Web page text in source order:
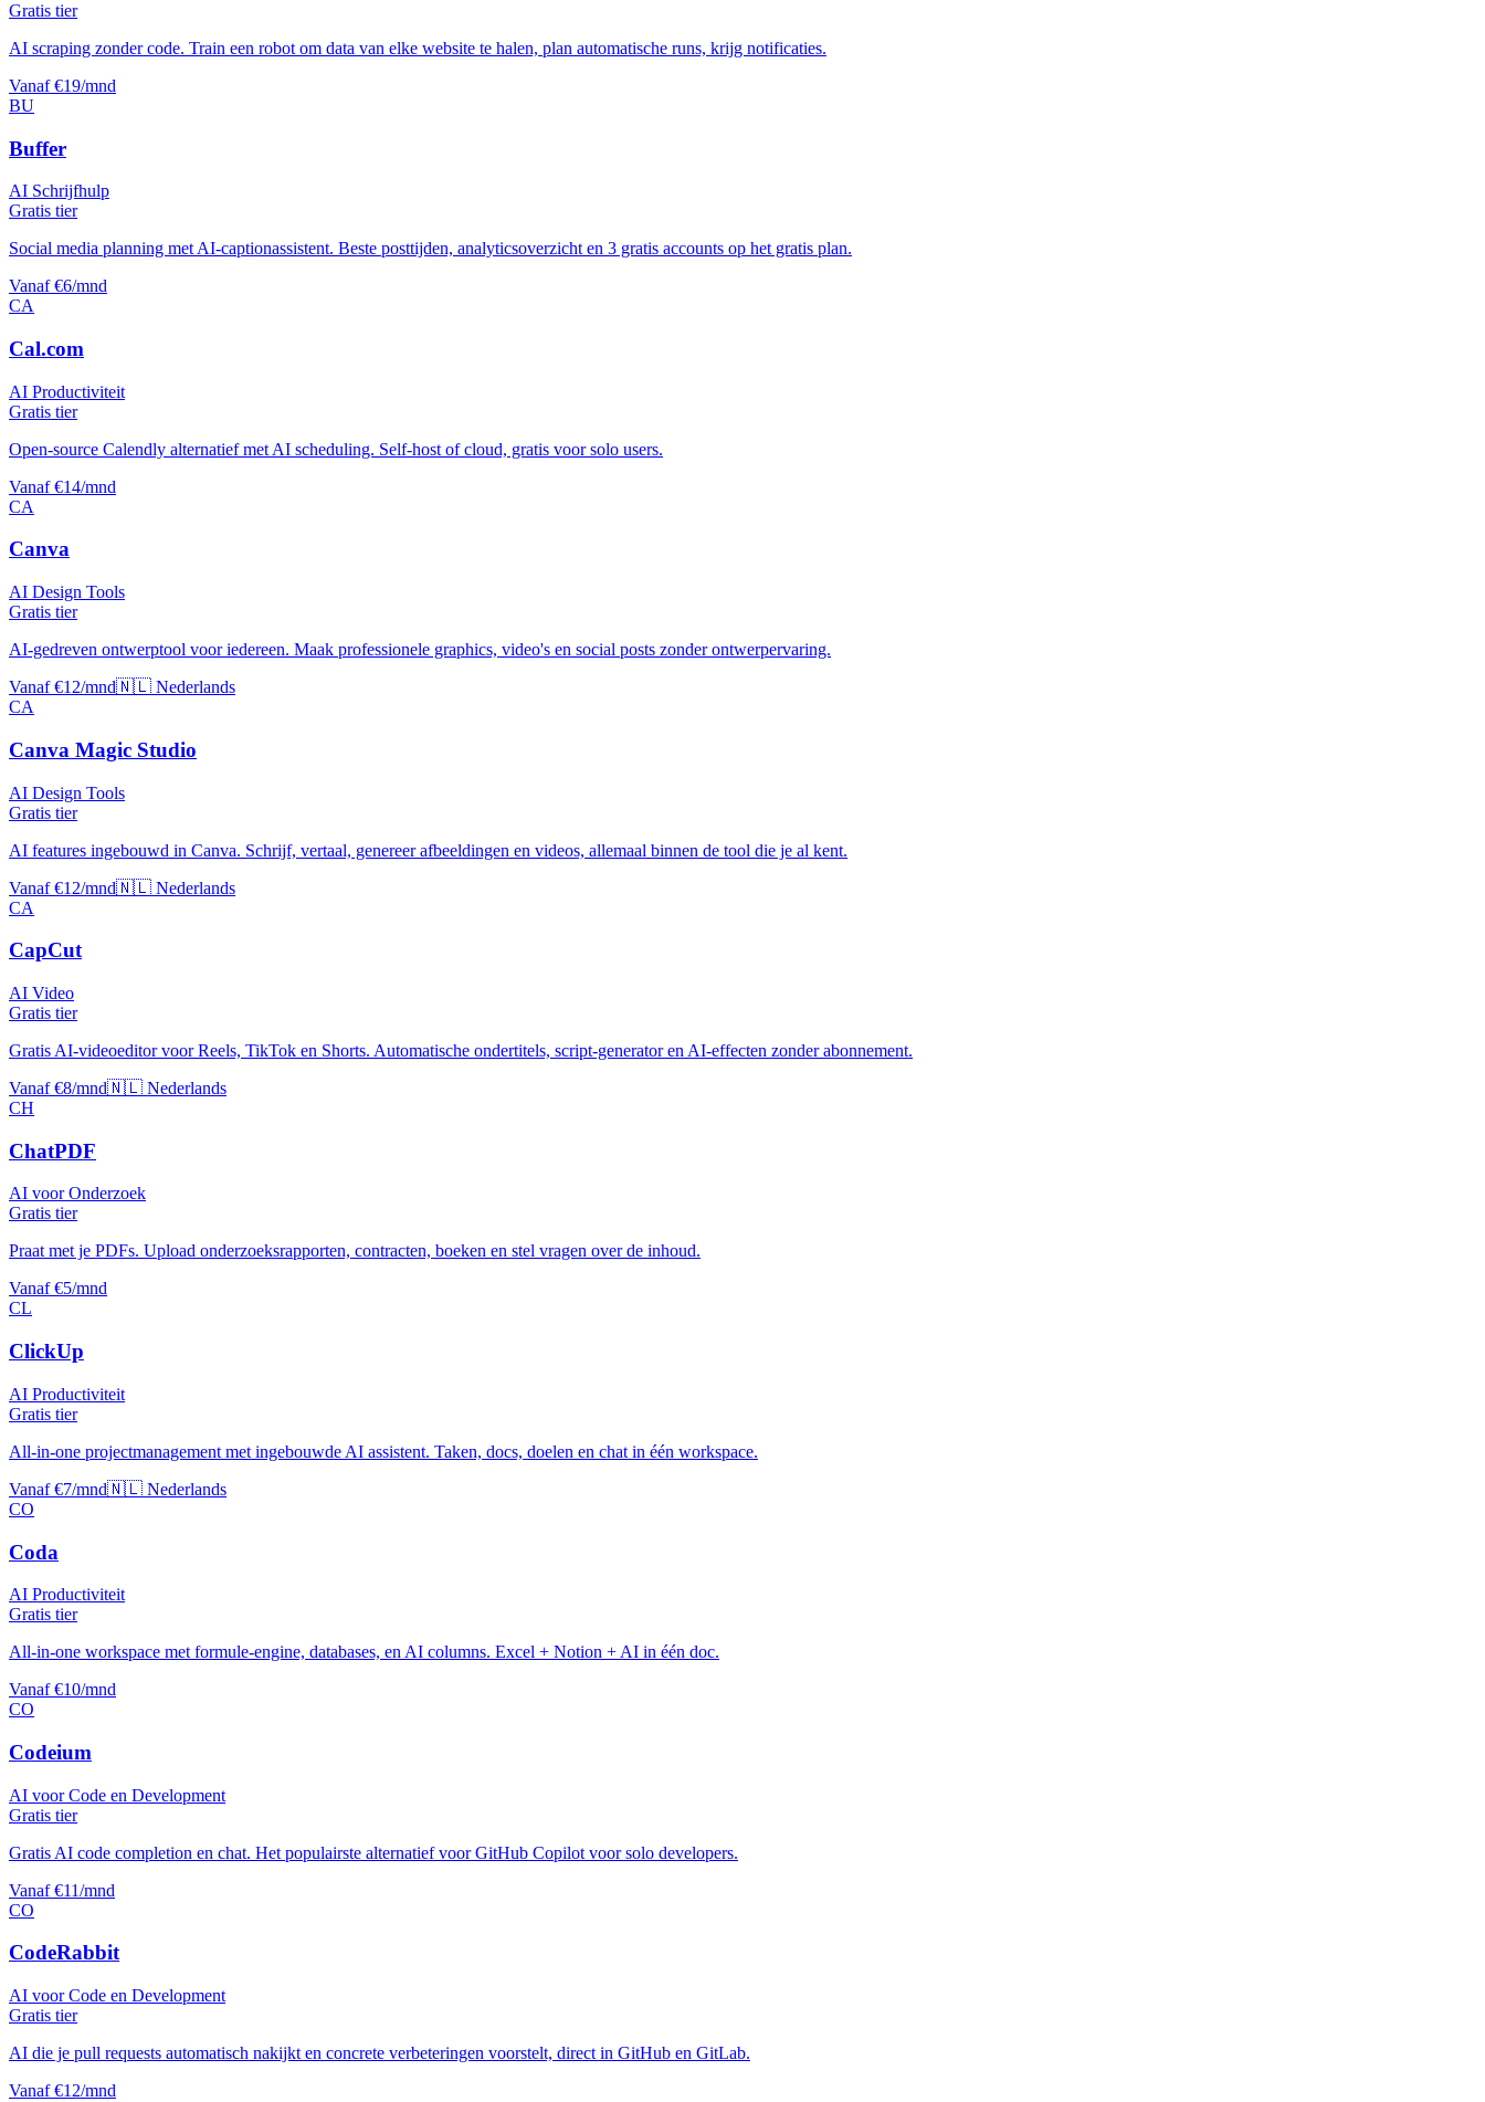
Gratis tier
AI scraping zonder code. Train een robot om data van elke website te halen, plan automatische runs, krijg notificaties.
Vanaf €19/mnd
BU
Buffer
AI Schrijfhulp
Gratis tier
Social media planning met AI-captionassistent. Beste posttijden, analyticsoverzicht en 3 gratis accounts op het gratis plan.
Vanaf €6/mnd
CA
Cal.com
AI Productiviteit
Gratis tier
Open-source Calendly alternatief met AI scheduling. Self-host of cloud, gratis voor solo users.
Vanaf €14/mnd
CA
Canva
AI Design Tools
Gratis tier
AI-gedreven ontwerptool voor iedereen. Maak professionele graphics, video's en social posts zonder ontwerpervaring.
Vanaf €12/mnd🇳🇱 Nederlands
CA
Canva Magic Studio
AI Design Tools
Gratis tier
AI features ingebouwd in Canva. Schrijf, vertaal, genereer afbeeldingen en videos, allemaal binnen de tool die je al kent.
Vanaf €12/mnd🇳🇱 Nederlands
CA
CapCut
AI Video
Gratis tier
Gratis AI-videoeditor voor Reels, TikTok en Shorts. Automatische ondertitels, script-generator en AI-effecten zonder abonnement.
Vanaf €8/mnd🇳🇱 Nederlands
CH
ChatPDF
AI voor Onderzoek
Gratis tier
Praat met je PDFs. Upload onderzoeksrapporten, contracten, boeken en stel vragen over de inhoud.
Vanaf €5/mnd
CL
ClickUp
AI Productiviteit
Gratis tier
All-in-one projectmanagement met ingebouwde AI assistent. Taken, docs, doelen en chat in één workspace.
Vanaf €7/mnd🇳🇱 Nederlands
CO
Coda
AI Productiviteit
Gratis tier
All-in-one workspace met formule-engine, databases, en AI columns. Excel + Notion + AI in één doc.
Vanaf €10/mnd
CO
Codeium
AI voor Code en Development
Gratis tier
Gratis AI code completion en chat. Het populairste alternatief voor GitHub Copilot voor solo developers.
Vanaf €11/mnd
CO
CodeRabbit
AI voor Code en Development
Gratis tier
AI die je pull requests automatisch nakijkt en concrete verbeteringen voorstelt, direct in GitHub en GitLab.
Vanaf €12/mnd